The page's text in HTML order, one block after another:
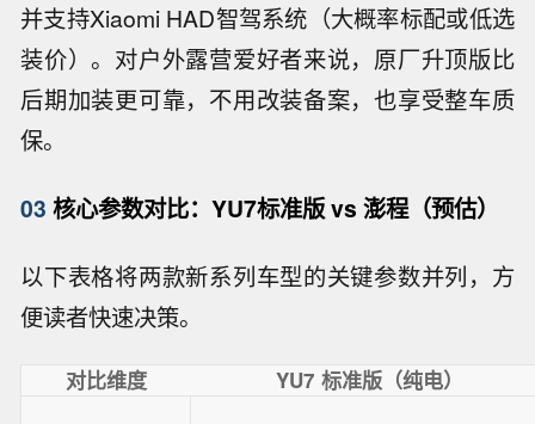
并支持Xiaomi HAD智驾系统（大概率标配或低选
装价）。对户外露营爱好者来说，原厂升顶版比
后期加装更可靠，不用改装备案，也享受整车质
保。
03 核心参数对比：YU7标准版 vs 澎程（预估）
以下表格将两款新系列车型的关键参数并列，方
便读者快速决策。
对比维度 YU7 标准版（纯电）